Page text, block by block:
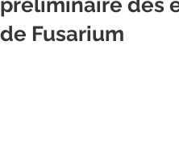
préliminaire des
de Fusarium